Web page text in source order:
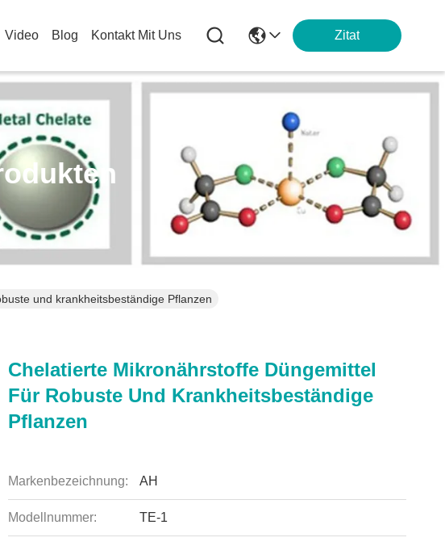
Video Blog Kontakt Mit Uns Zitat
und krankheitsbeständige Pflanzen
Chelatierte Mikronährstoffe Düngemittel
Für Robuste Und Krankheitsbeständige
Pflanzen
Markenbezeichnung: AH
Modellnummer: TE-1